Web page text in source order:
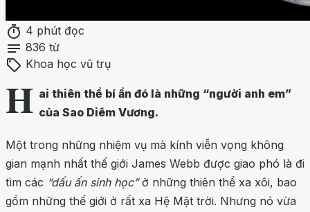
timer 4 phút đọc
notes 836 từ
sell Khoa học vũ trụ
H ai thiên thể bí ẩn đó là những “người anh em”
của Sao Diêm Vương.
Một trong những nhiệm vụ mà kính viễn vọng không
gian mạnh nhất thế giới James Webb được giao phó là đi
tìm các “dấu ấn sinh học”ở những thiên thể xa xôi, bao
gồm những thế giới ở rất xa Hệ Mặt trời. Nhưng nó vừa